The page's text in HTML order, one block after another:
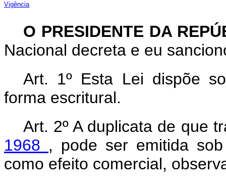
Vigência
O PRESIDENTE DA
Nacional decreta e eu
Art. 1º Esta Lei dispõe
forma escritural.
Art. 2º A duplicata de que
1968 , pode ser emitida
como efeito comercial,